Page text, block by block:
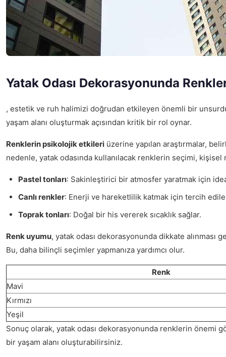
Yatak Odası Dekorasyonunda
, estetik ve ruh halimizi doğrudan etkileyen önemli bir
yaşam alanı oluşturmak açısından kritik bir rol oynar.
Renklerin psikolojik etkileri üzerine yapılan araştırmalar,
nedenle, yatak odasında kullanılacak renklerin seçimi,
Pastel tonları: Sakinleştirici bir atmosfer yaratmak için
Canlı renkler: Enerji ve hareketlilik katmak için tercih
Toprak tonları: Doğal bir his vererek sıcaklık sağlar.
Renk uyumu, yatak odası dekorasyonunda dikkate
Bu, daha bilinçli seçimler yapmanıza yardımcı olur.
Renk
Mavi
Kırmızı
Yeşil
Sonuç olarak, yatak odası dekorasyonunda renklerin önemi
bir yaşam alanı oluşturabilirsiniz.